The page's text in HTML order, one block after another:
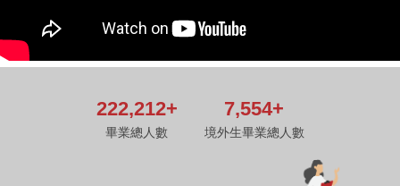
2
1
2
,
2
2
2 +
畢業總人數
4
5
5
,
7 +
境外生畢業總人數